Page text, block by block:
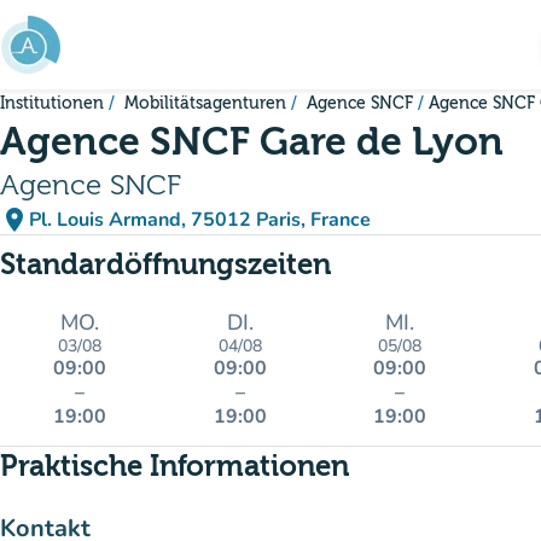
Gehe zum Hauptinhalt
Institutionen Mobilitätsagenturen Agence SNCF Agence
Agence SNCF Gare de Lyon
Agence SNCF
place Pl. Louis Armand, 75012 Paris, France
(in Google Maps öffnen)
(new tab)
Standardöffnungszeiten
MO.
03/08
09:00
–
19:00
DI.
04/08
09:00
–
19:00
MI.
05/08
09:00
–
19:00
Praktische Informationen
Kontakt